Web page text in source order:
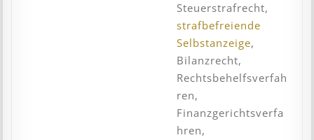
Steuerstrafrecht,
strafbefreiende
Selbstanzeige,
Bilanzrecht,
Rechtsbehelfsverfah
ren,
Finanzgerichtsverfa
hren,